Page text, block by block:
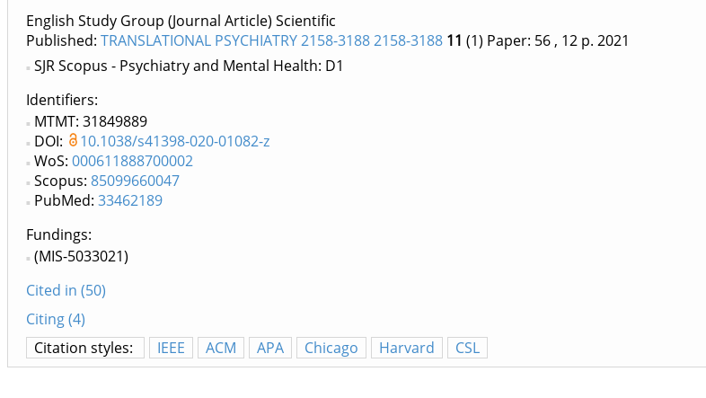
English Study Group (Journal Article) Scientific
Published: TRANSLATIONAL PSYCHIATRY 2158-3188 2158-3188 11 (1) Paper: 56 , 12 p. 2021
SJR Scopus - Psychiatry and Mental Health: D1
Identifiers
MTMT: 31849889
DOI:
10.1038/s41398-020-01082-z
WoS: 000611888700002
Scopus: 85099660047
PubMed: 33462189
Fundings:
(MIS-5033021)
Cited in (50)
Citing (4)
Citation styles:
IEEE ACM APA Chicago Harvard CSL